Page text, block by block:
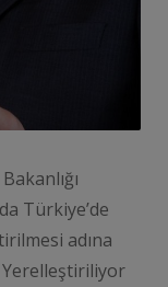
Türkiye’de
adına
Yerelleştiriliyor